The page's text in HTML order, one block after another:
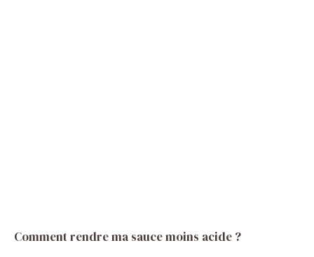
Comment rendre ma sauce moins acide ?